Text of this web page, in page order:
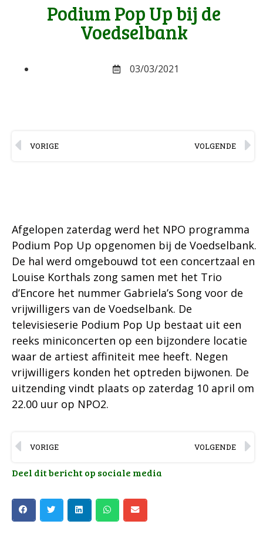
Podium Pop Up bij de
Voedselbank
03/03/2021
VORIGE VOLGENDE
Afgelopen zaterdag werd het NPO programma
Podium Pop Up opgenomen bij de Voedselbank.
De hal werd omgebouwd tot een concertzaal en
Louise Korthals zong samen met het Trio
d’Encore het nummer Gabriela’s Song voor de
vrijwilligers van de Voedselbank. De
televisieserie Podium Pop Up bestaat uit een
reeks miniconcerten op een bijzondere locatie
waar de artiest affiniteit mee heeft. Negen
vrijwilligers konden het optreden bijwonen. De
uitzending vindt plaats op zaterdag 10 april om
22.00 uur op NPO2.
VORIGE VOLGENDE
Deel dit bericht op sociale media